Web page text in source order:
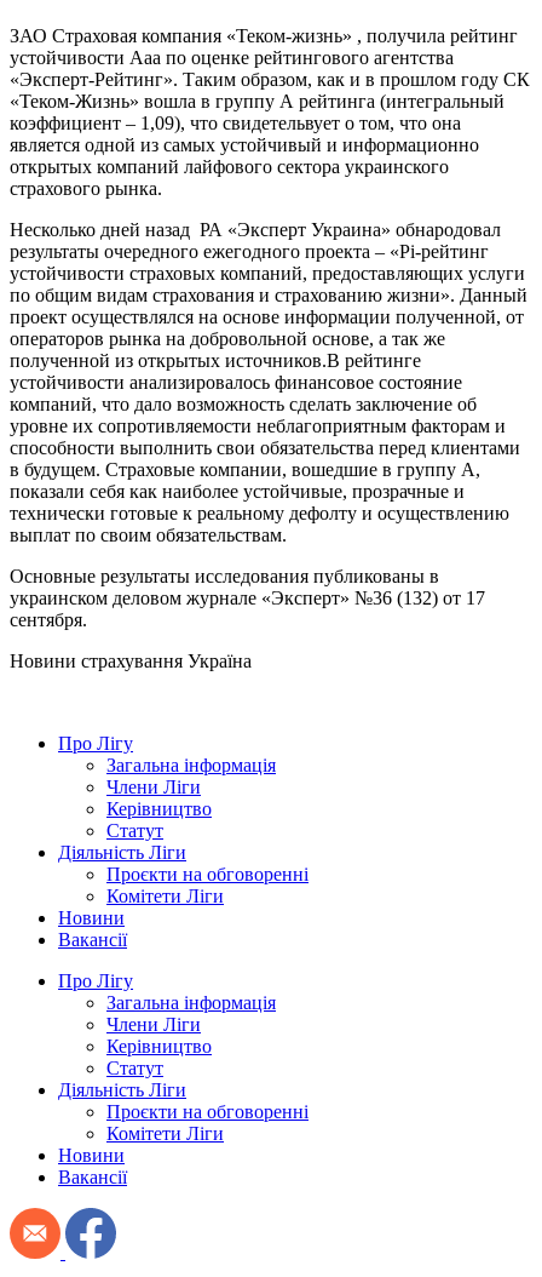
ЗАО Страховая компания «Теком-жизнь» , получила рейтинг
устойчивости Ааа по оценке рейтингового агентства
«Эксперт-Рейтинг». Таким образом, как и в прошлом году СК
«Теком-Жизнь» вошла в группу А рейтинга (интегральный
коэффициент – 1,09), что свидетельвует о том, что она
является одной из самых устойчивый и информационно
открытых компаний лайфового сектора украинского
страхового рынка.
Несколько дней назад РА «Эксперт Украина» обнародовал
результаты очередного ежегодного проекта – «Pi-рейтинг
устойчивости страховых компаний, предоставляющих услуги
по общим видам страхования и страхованию жизни». Данный
проект осуществлялся на основе информации полученной, от
операторов рынка на добровольной основе, а так же
полученной из открытых источников.В рейтинге
устойчивости анализировалось финансовое состояние
компаний, что дало возможность сделать заключение об
уровне их сопротивляемости неблагоприятным факторам и
способности выполнить свои обязательства перед клиентами
в будущем. Страховые компании, вошедшие в группу А,
показали себя как наиболее устойчивые, прозрачные и
технически готовые к реальному дефолту и осуществлению
выплат по своим обязательствам.
Основные результаты исследования публикованы в
украинском деловом журнале «Эксперт» №36 (132) от 17
сентября.
Новини страхування Україна
Про Лігу
Загальна інформація
Члени Ліги
Керівництво
Статут
Діяльність Ліги
Проєкти на обговоренні
Комітети Ліги
Новини
Вакансії
Про Лігу
Загальна інформація
Члени Ліги
Керівництво
Статут
Діяльність Ліги
Проєкти на обговоренні
Комітети Ліги
Новини
Вакансії